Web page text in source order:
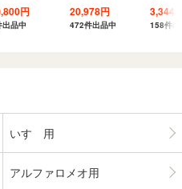
円
出品中
20,978円
472件出品中
3,344
158件出
いすゞ用
アルファロメオ用